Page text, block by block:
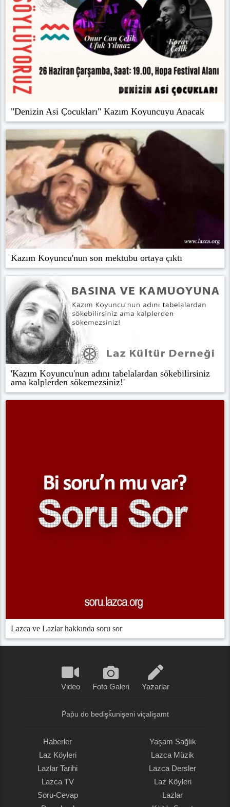
"Denizin Asi Çocukları" Kazım Koyuncuyu Anacak
Kazım Koyuncu'nun son mektubu ortaya çıktı
'Kazım Koyuncu'nun adını tabelalardan sökebilirsiniz
ama kalplerden sökemezsiniz!'
Lazca ve Lazlar hakkında soru sor
Video Foto Galeri Yazarlar
P̌ap̌u do bedişǩunişeni viçalişamt
Haberler
Laz Köyleri
Lazlar Tarihi
Lazca TV
Soru-Cevap
Yaşam Sağlık
Lazca Müzik
Lazca Dersler
Laz Köyleri
Lazlar